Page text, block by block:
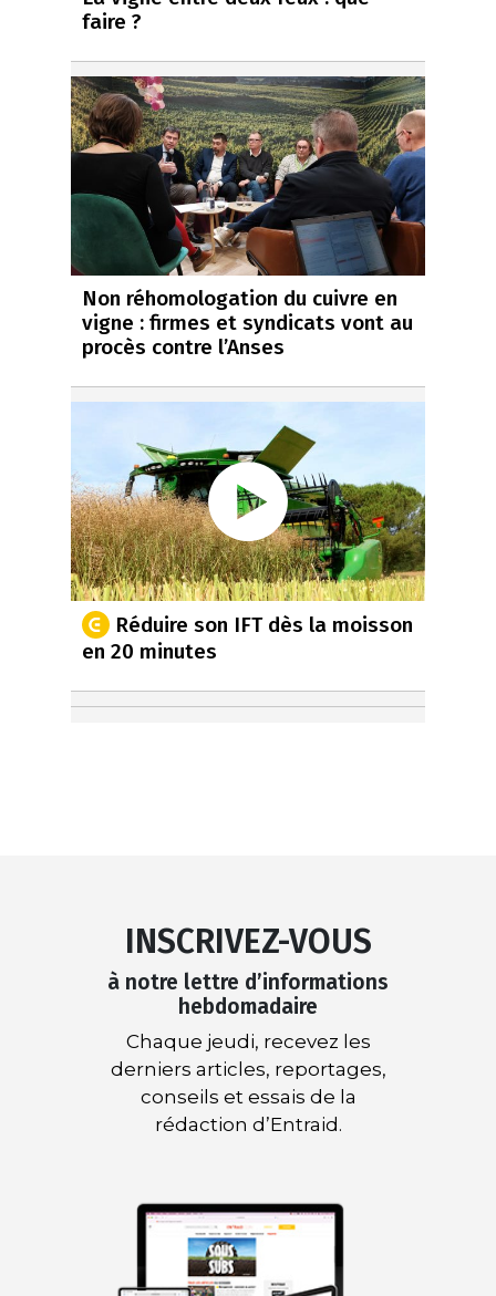
faire ?
Non réhomologation du cuivre en
vigne : firmes et syndicats vont au
procès contre l’Anses
Réduire son IFT dès la moisson
en 20 minutes
INSCRIVEZ-VOUS
à notre lettre d’informations
hebdomadaire
Chaque jeudi, recevez les
derniers articles, reportages,
conseils et essais de la
rédaction d’Entraid.